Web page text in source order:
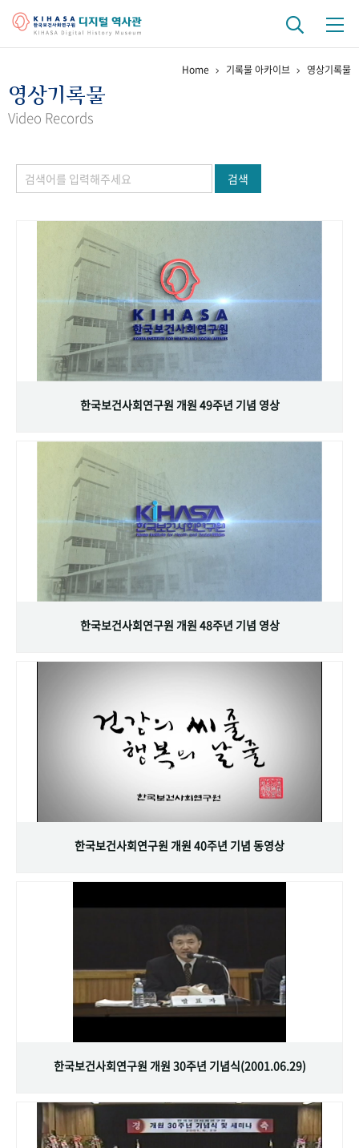
걸어온 길 기관 변천사
정책과 연구 키워드로 보는 연구 역사
연구자들
기록물 아카이브
사진 아카이브 문서 기록물 행정박물 영상 기록물
주년 기념
성과 50선 숫자로 보는 50년
VR 역사관
Home 기록물 아카이브 영상기록물
영상기록물
Video Records
검색
한국보건사회연구원 개원 49주년 기념 영상
한국보건사회연구원 개원 48주년 기념 영상
한국보건사회연구원 개원 40주년 기념 동영상
한국보건사회연구원 개원 30주년 기념식(2001.06.29)